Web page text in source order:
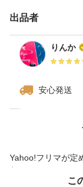
出品者
りんか
安心発送
Yahoo!フリマが定
付与しています
価格
こ
この商品をみて